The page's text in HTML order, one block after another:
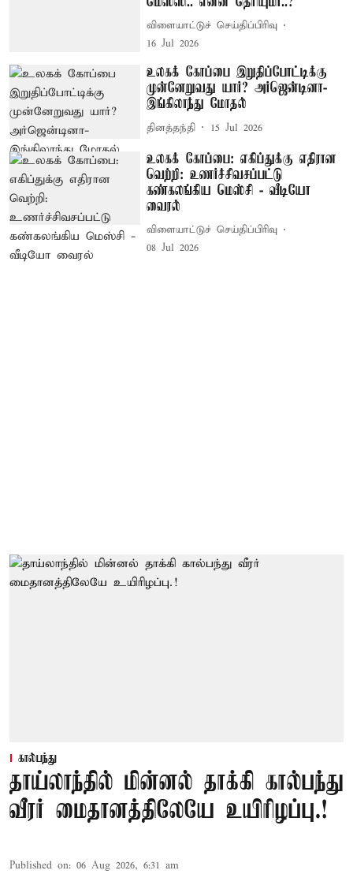
விளையாட்டுச் செய்திப்பிரிவு
16 Jul 2026
உலகக் கோப்பை இறுதிப்போட்டிக்கு
முன்னேறுவது யார்? அர்ஜென்டினா-
இங்கிலாந்து மோதல்
தினத்தந்தி 15 Jul 2026
உலகக் கோப்பை: எகிப்துக்கு எதிரான
வெற்றி: உணர்ச்சிவசப்பட்டு
கண்கலங்கிய மெஸ்சி - வீடியோ
வைரல்
விளையாட்டுச் செய்திப்பிரிவு
08 Jul 2026
கால்பந்து
தாய்லாந்தில் மின்னல் தாக்கி கால்பந்து
வீரர் மைதானத்திலேயே உயிரிழப்பு.!
Published on: 06 Aug 2026, 6:31 am